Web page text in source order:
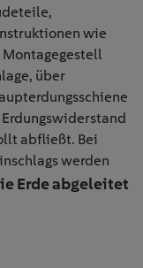
wie
Montagegestell
über
abfließt. Bei
werden
Erde abgeleitet